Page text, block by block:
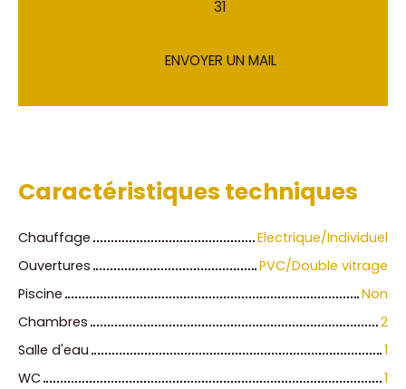
31
ENVOYER UN MAIL
Caractéristiques techniques
Chauffage
Electrique/Individuel
Ouvertures
PVC/Double vitrage
Piscine
Non
Chambres
2
Salle d'eau
1
WC
1